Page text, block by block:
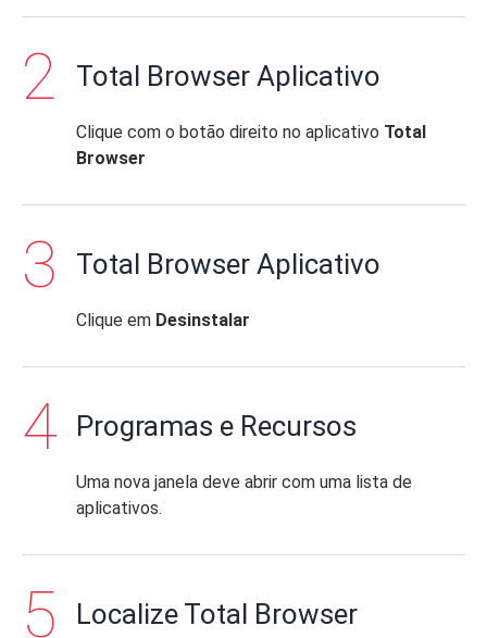
Total Browser Aplicativo
Clique com o botão direito no aplicativo Total
Browser
Total Browser Aplicativo
Clique em Desinstalar
Programas e Recursos
Uma nova janela deve abrir com uma lista de
aplicativos.
Localize Total Browser